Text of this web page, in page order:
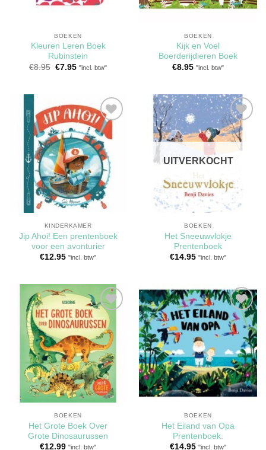
BOEKEN
Kleuren Leren Boek
Rubinstein
€8.95 Oorspronkelijke
€7.95Huidige
"incl. btw"
BOEKEN
Kijk en Voel
Boerderijdieren Boek
€8.95 "incl. btw"
Toevoegen
aan
verlanglijst
KINDERKAMER
Jip Ahoi! Een prentenboek
voor een avonturier
€12.95 "incl. btw"
Toevoegen
aan
verlanglijst
UITVERKOCHT
BOEKEN
Het Sneeuwvlokje
Prentenboek
€14.95 "incl. btw"
Toevoegen
aan
verlanglijst
BOEKEN
Het Grote Boek Over
Grote Dinosaurussen
€12.99 "incl. btw"
Toevoegen
aan
verlanglijst
BOEKEN
Het Eiland van Opa
Prentenboek.
€14.95 "incl. btw"